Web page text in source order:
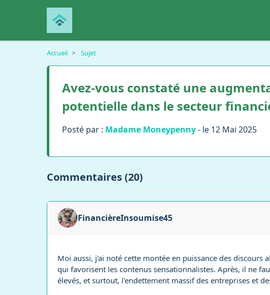
Accueil > Sujet
Avez-vous constaté une
potentielle dans le secteur
Posté par : Madame Moneypenny- le 12 Mai 2025
Commentaires (20)
FinancièreInsoumise45
Moi aussi, j'ai noté cette montée en puissance des discours
qui favorisent les contenus sensationnalistes. Après, il ne
élevés, et surtout, l'endettement massif des entreprises et